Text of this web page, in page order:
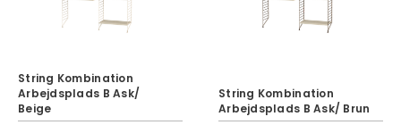
String Kombination
Arbejdsplads B Ask/
Beige
String Kombination
Arbejdsplads B Ask/ Brun